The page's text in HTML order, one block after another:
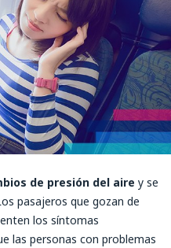
de presión del aire y se
pasajeros que gozan de
los síntomas
las personas con problemas